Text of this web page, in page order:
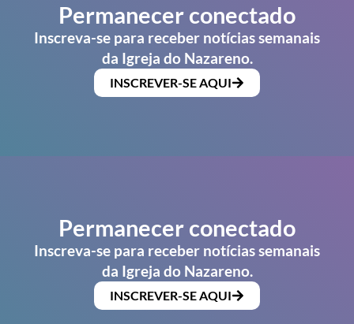
Permanecer conectado
Inscreva-se para receber notícias semanais
da Igreja do Nazareno.
INSCREVER-SE AQUI
Permanecer conectado
Inscreva-se para receber notícias semanais
da Igreja do Nazareno.
INSCREVER-SE AQUI